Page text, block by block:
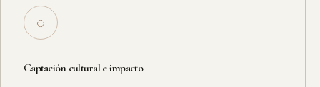
◌
Captación cultural e impacto